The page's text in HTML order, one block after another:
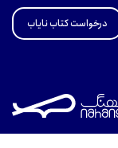
درخواست کتاب نایاب